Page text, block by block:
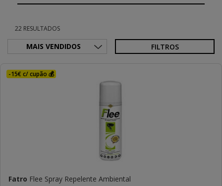
22 RESULTADOS
FILTROS
-15€ c/ cupão 💰
Fatro Flee Spray Repelente Ambiental